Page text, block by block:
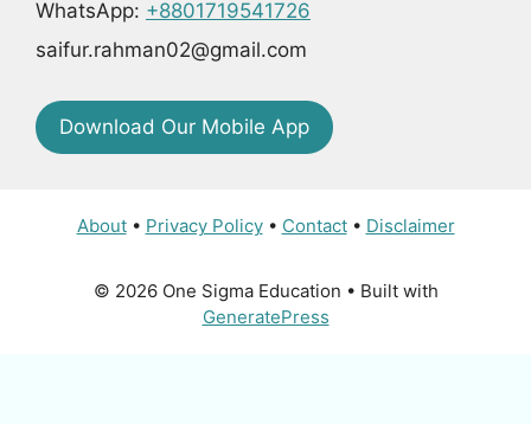
WhatsApp: +8801719541726
saifur.rahman02@gmail.com
Download Our Mobile App
About• Privacy Policy• Contact• Disclaimer
© 2026 One Sigma Education • Built with
GeneratePress